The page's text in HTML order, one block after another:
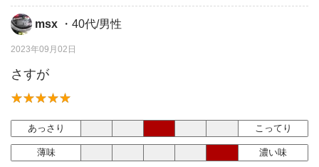
msx ・40代/男性
2023年09月02日
さすが
あっさり こってり
薄味 濃い味